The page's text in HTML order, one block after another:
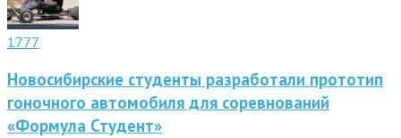
1777
Новосибирские студенты разработали прототип
гоночного автомобиля для соревнований
«Формула Студент»